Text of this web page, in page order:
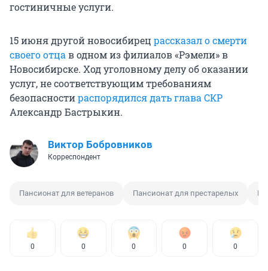
гостиничные услуги.
15 июня другой новосибирец рассказал о смерти
своего отцав одном из филиалов «Рэмели» в
Новосибирске. Ход уголовному делу об оказании
услуг, не соответствующим требованиям
безопасностираспорядился дать глава СКР
Александр Бастрыкин.
Виктор Бобровников
Корреспондент
Пансионат для ветеранов Пансионат для престарелых
0 0 0 0 0